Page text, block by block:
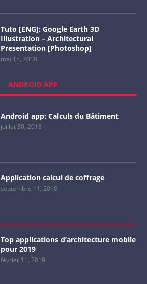
Tuto [ENG]: Google Earth 3D
Illustration – Architectural
Presentation [Photoshop]
mai 15, 2018
ANDROID APP
Android app: Calculs du Bâtiment
juillet 30, 2018
Application calcul de coffrage
septembre 11, 2018
Top applications d’architecture mobile
pour 2019
février 11, 2019